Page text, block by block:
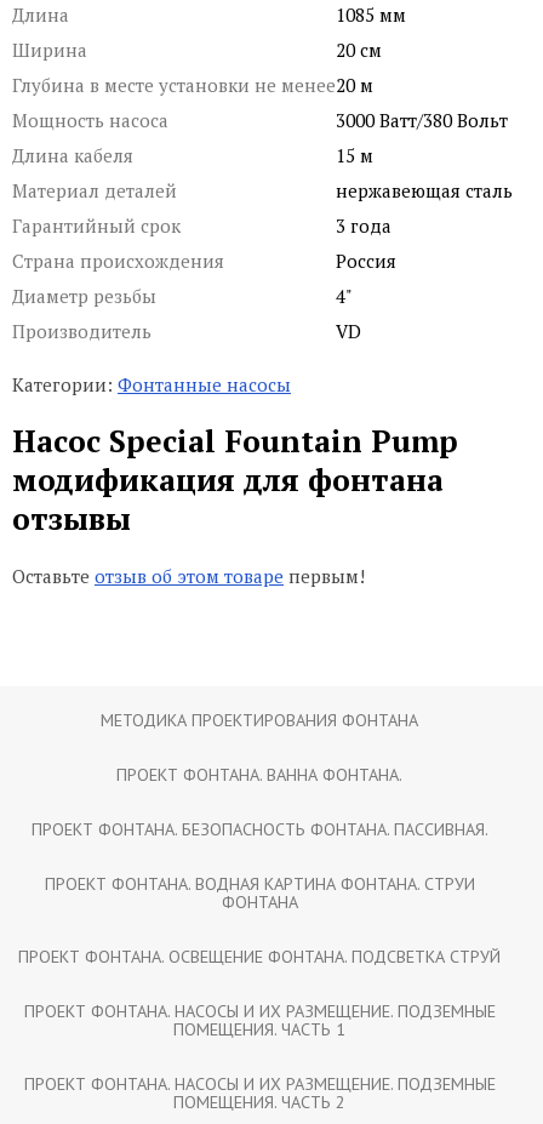
Длина
1085 мм
Ширина
20 см
Глубина в месте установки не менее20 м
Мощность насоса
3000 Ватт/380 Вольт
Длина кабеля
15 м
Материал деталей
нержавеющая сталь
Гарантийный срок
3 года
Страна происхождения
Россия
Диаметр резьбы
4"
Производитель
VD
Категории: Фонтанные насосы
Насос Special Fountain Pump
модификация для фонтана
отзывы
Оставьте отзыв об этом товаре первым!
МЕТОДИКА ПРОЕКТИРОВАНИЯ ФОНТАНА
ПРОЕКТ ФОНТАНА. ВАННА ФОНТАНА.
ПРОЕКТ ФОНТАНА. БЕЗОПАСНОСТЬ ФОНТАНА. ПАССИВНАЯ.
ПРОЕКТ ФОНТАНА. ВОДНАЯ КАРТИНА ФОНТАНА. СТРУИ
ФОНТАНА
ПРОЕКТ ФОНТАНА. ОСВЕЩЕНИЕ ФОНТАНА. ПОДСВЕТКА СТРУЙ
ПРОЕКТ ФОНТАНА. НАСОСЫ И ИХ РАЗМЕЩЕНИЕ. ПОДЗЕМНЫЕ
ПОМЕЩЕНИЯ. ЧАСТЬ 1
ПРОЕКТ ФОНТАНА. НАСОСЫ И ИХ РАЗМЕЩЕНИЕ. ПОДЗЕМНЫЕ
ПОМЕЩЕНИЯ. ЧАСТЬ 2